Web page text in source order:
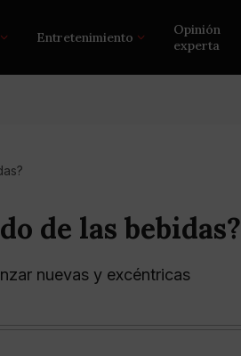
Entretenimiento
Opinión
experta
de las bebidas?
nuevas y excéntricas